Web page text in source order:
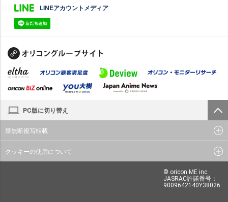
LINEアカウントメディア
PC版に切り替え
禁無断複写転載
クッキーの使用について
© oricon ME inc.
JASRAC許諾番号：
9009642140Y38026